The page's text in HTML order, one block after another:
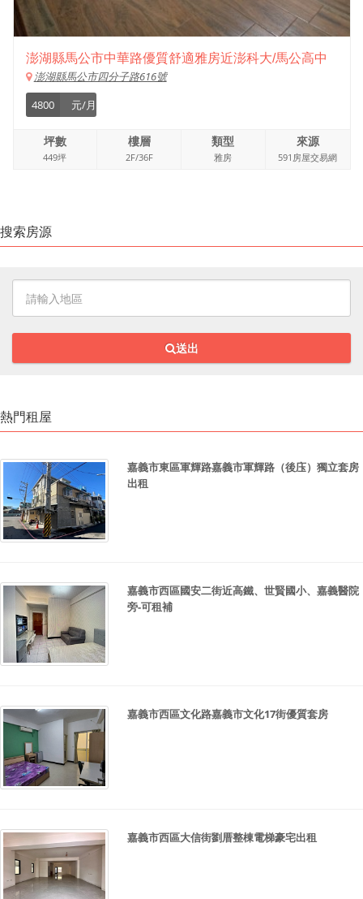
澎湖縣馬公市中華路優質舒適雅房近澎科大/馬公高中
澎湖縣馬公市四分子路616號
4800
元/月
坪數
449坪
樓層
2F/36F
類型
雅房
來源
591房屋交易網
搜索房源
送出
熱門租屋
嘉義市東區軍輝路嘉義市軍輝路（後庒）獨立套房
出租
嘉義市西區國安二街近高鐵、世賢國小、嘉義醫院
旁-可租補
嘉義市西區文化路嘉義市文化17街優質套房
嘉義市西區大信街劉厝整棟電梯豪宅出租